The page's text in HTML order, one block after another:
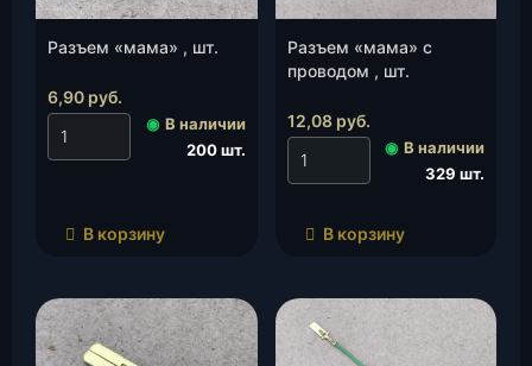
Разъем «мама» , шт.
6,90 руб.
◉ В наличии
200 шт.
В корзину
Разъем «мама» с
проводом , шт.
12,08 руб.
◉ В наличии
329 шт.
В корзину